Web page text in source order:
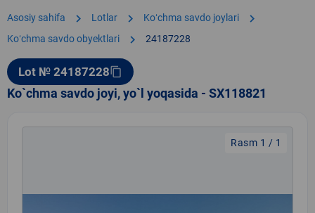
Asosiy sahifa chevron_right Lotlar chevron_right Koʻchma savdo joylari chevron_right
Koʻchma savdo obyektlari chevron_right 24187228
Lot № 24187228content_copy
Ko`chma savdo joyi, yo`l yoqasida - SX118821
Rasm 1 / 1